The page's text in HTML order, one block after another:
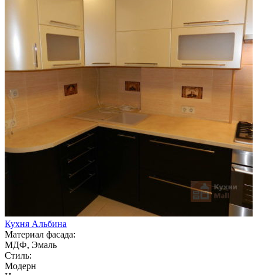
Кухня Альбина
Материал фасада:
МДФ, Эмаль
Стиль:
Модерн